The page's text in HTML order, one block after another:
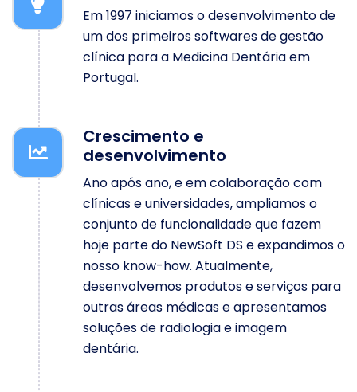
Em 1997 iniciamos o desenvolvimento de
um dos primeiros softwares de gestão
clínica para a Medicina Dentária em
Portugal.
Crescimento e
desenvolvimento
Ano após ano, e em colaboração com
clínicas e universidades, ampliamos o
conjunto de funcionalidade que fazem
hoje parte do NewSoft DS e expandimos o
nosso know-how. Atualmente,
desenvolvemos produtos e serviços para
outras áreas médicas e apresentamos
soluções de radiologia e imagem
dentária.